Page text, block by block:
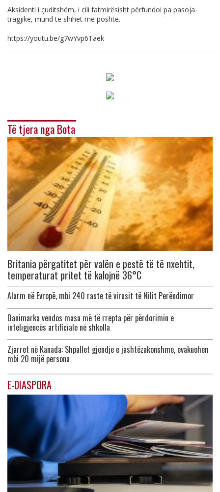
Aksidenti i çuditshëm, i cili fatmirësisht përfundoi pa pasoja
tragjike, mund të shihet më poshtë.
https://youtu.be/g7wYvp6Taek
Të tjera nga Bota
Britania përgatitet për valën e pestë të të nxehtit,
temperaturat pritet të kalojnë 36°C
Alarm në Evropë, mbi 240 raste të virusit të Nilit Perëndimor
Danimarka vendos masa më të rrepta për përdorimin e
inteligjencës artificiale në shkolla
Zjarret në Kanada: Shpallet gjendje e jashtëzakonshme, evakuohen
mbi 20 mijë persona
E-DIASPORA